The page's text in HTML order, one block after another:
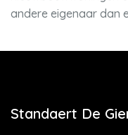
andere eigenaar dan
Standaert De